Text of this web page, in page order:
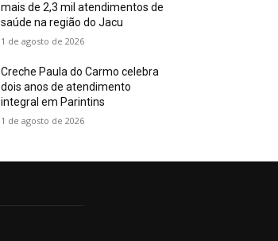
mais de 2,3 mil atendimentos de
saúde na região do Jacu
1 de agosto de 2026
Creche Paula do Carmo celebra
dois anos de atendimento
integral em Parintins
1 de agosto de 2026